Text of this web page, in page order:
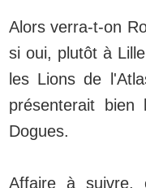
Alors verra-t-on
si oui, plutôt à
les Lions de
présenterait
Dogues.
Affaire à suivre,